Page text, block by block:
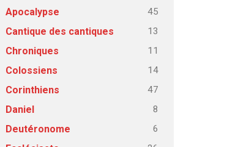
Apocalypse 45
Cantique des cantiques 13
Chroniques 11
Colossiens 14
Corinthiens 47
Daniel 8
Deutéronome 6